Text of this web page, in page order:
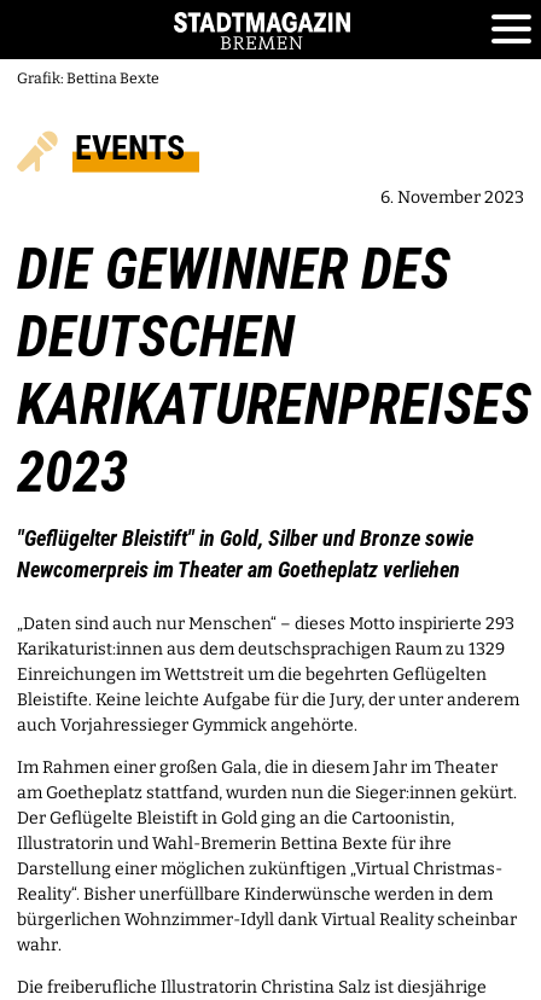
Grafik: Bettina Bexte
EVENTS
6. November 2023
DIE GEWINNER DES
DEUTSCHEN
KARIKATURENPREISES
2023
"Geflügelter Bleistift" in Gold, Silber und Bronze sowie
Newcomerpreis im Theater am Goetheplatz verliehen
„Daten sind auch nur Menschen“ – dieses Motto inspirierte 293
Karikaturist:innen aus dem deutschsprachigen Raum zu 1329
Einreichungen im Wettstreit um die begehrten Geflügelten
Bleistifte. Keine leichte Aufgabe für die Jury, der unter anderem
auch Vorjahressieger Gymmick angehörte.
Im Rahmen einer großen Gala, die in diesem Jahr im Theater
am Goetheplatz stattfand, wurden nun die Sieger:innen gekürt.
Der Geflügelte Bleistift in Gold ging an die Cartoonistin,
Illustratorin und Wahl-Bremerin Bettina Bexte für ihre
Darstellung einer möglichen zukünftigen „Virtual Christmas-
Reality“. Bisher unerfüllbare Kinderwünsche werden in dem
bürgerlichen Wohnzimmer-Idyll dank Virtual Reality scheinbar
wahr.
Die freiberufliche Illustratorin Christina Salz ist diesjährige